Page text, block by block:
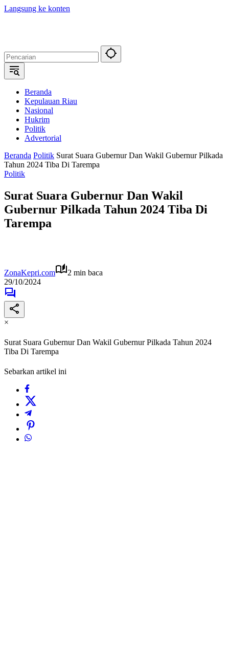
Langsung ke konten
Beranda
Kepulauan Riau
Nasional
Hukrim
Politik
Advertorial
Beranda Politik Surat Suara Gubernur Dan Wakil Gubernur Pilkada
Tahun 2024 Tiba Di Tarempa
Politik
Surat Suara Gubernur Dan Wakil
Gubernur Pilkada Tahun 2024 Tiba Di
Tarempa
ZonaKepri.com
2 min baca
29/10/2024
×
Surat Suara Gubernur Dan Wakil Gubernur Pilkada Tahun 2024
Tiba Di Tarempa
Sebarkan artikel ini